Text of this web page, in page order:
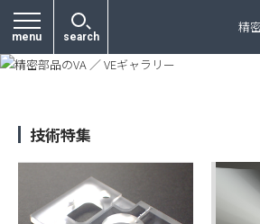
menu search
精
技術特集